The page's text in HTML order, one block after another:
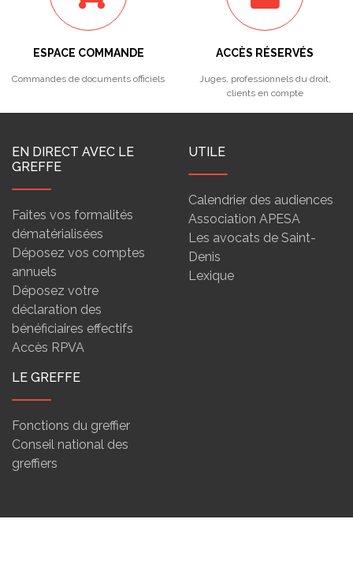
ESPACE COMMANDE
Commandes de documents officiels
ACCÈS RÉSERVÉS
Juges, professionnels du droit,
clients en compte
EN DIRECT AVEC LE
GREFFE
Faites vos formalités
dématérialisées
Déposez vos comptes
annuels
Déposez votre
déclaration des
bénéficiaires effectifs
Accès RPVA
UTILE
Calendrier des audiences
Association APESA
Les avocats de Saint-
Denis
Lexique
LE GREFFE
Fonctions du greffier
Conseil national des
greffiers